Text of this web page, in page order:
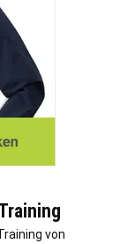
von